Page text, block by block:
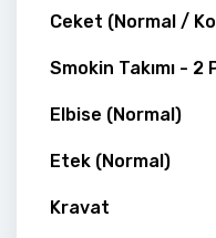
Ceket (Normal /
Smokin Takımı - 2
Elbise (Normal)
Etek (Normal)
Kravat